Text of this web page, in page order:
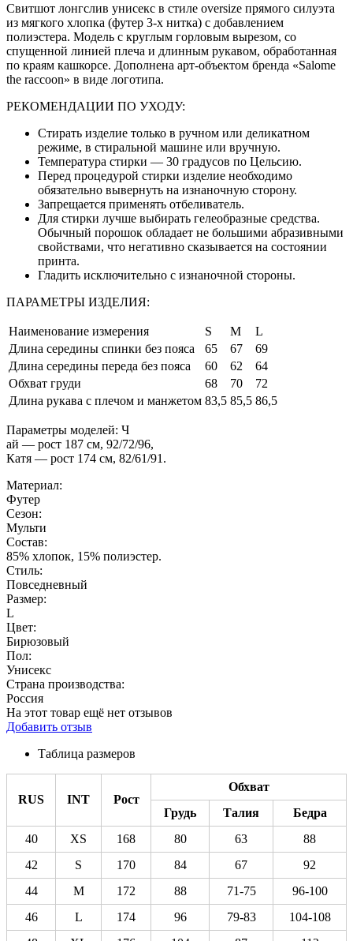
Свитшот лонгслив унисекс в стиле oversize прямого силуэта
из мягкого хлопка (футер 3-х нитка) с добавлением
полиэстера. Модель с круглым горловым вырезом, со
спущенной линией плеча и длинным рукавом, обработанная
по краям кашкорсе. Дополнена арт-объектом бренда «Salome
the raccoon» в виде логотипа.
РЕКОМЕНДАЦИИ ПО УХОДУ:
Стирать изделие только в ручном или деликатном
режиме, в стиральной машине или вручную.
Температура стирки — 30 градусов по Цельсию.
Перед процедурой стирки изделие необходимо
обязательно вывернуть на изнаночную сторону.
Запрещается применять отбеливатель.
Для стирки лучше выбирать гелеобразные средства.
Обычный порошок обладает не большими абразивными
свойствами, что негативно сказывается на состоянии
принта.
Гладить исключительно с изнаночной стороны.
ПАРАМЕТРЫ ИЗДЕЛИЯ:
Наименование измерения S M
L
Длина середины спинки без пояса
65 67
69
Длина середины переда без пояса
60 62
64
Обхват груди
68 70
72
Длина рукава с плечом и манжетом 83,5 85,5 86,5
Параметры моделей: Ч
ай — рост 187 см, 92/72/96,
Катя — рост 174 см, 82/61/91.
Материал:
Футер
Сезон:
Мульти
Состав:
85% хлопок, 15% полиэстер.
Стиль:
Повседневный
Размер:
L
Цвет:
Бирюзовый
Пол:
Унисекс
Страна производства:
Россия
На этот товар ещё нет отзывов
Добавить отзыв
Таблица размеров
RUS INT Рост
Обхват
Грудь
Талия
Бедра
40
XS 168 80 63
88
42
S 170 84 67
92
44
M 172 88 71-75
96-100
46
L 174 96 79-83
104-108